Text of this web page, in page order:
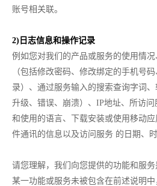
账号相关联。
2)日志信息和操作记录
例如您对我们的产品或服务的使用情
（包括修改密码、修改绑定的手机号
录）、通过服务输入的搜索查询字词、
升级、错误、崩溃）、IP地址、所访
和使用的语言、下载安装或使用移动
件通讯的信息以及访问服务 的日期、
请您理解，我们向您提供的功能和服
某一功能或服务未被包含在前述说明中